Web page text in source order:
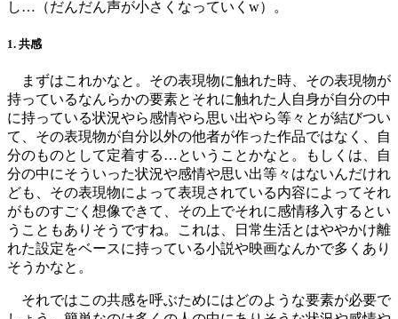
し…（だんだん声が小さくなっていくw）。
1. 共感
まずはこれかなと。その表現物に触れた時、その表現物が
持っているなんらかの要素とそれに触れた人自身が自分の中
に持っている状況やら感情やら思い出やら等々とが結びつい
て、その表現物が自分以外の他者が作った作品ではなく、自
分のものとして定着する…ということかなと。もしくは、自
分の中にそういった状況や感情や思い出等々はないんだけれ
ども、その表現物によって表現されている内容によってそれ
がものすごく想像できて、その上でそれに感情移入するとい
うこともありそうですね。これは、日常生活とはややかけ離
れた設定をベースに持っている小説や映画なんかで多くあり
そうかなと。
それではこの共感を呼ぶためにはどのような要素が必要で